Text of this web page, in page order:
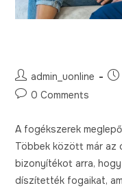
admin_uonline
0 Comments
A fogékszerek
Többek között már az
bizonyítékot arra,
díszítették fogaikat,